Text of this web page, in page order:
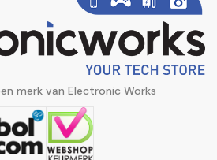
merk van Electronic Works